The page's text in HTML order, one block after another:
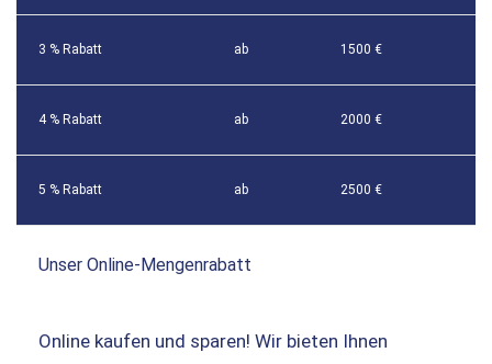
3 % Rabatt ab 1500 €
4 % Rabatt ab 2000 €
5 % Rabatt ab 2500 €
Unser Online-Mengenrabatt
Online kaufen und sparen! Wir bieten Ihnen